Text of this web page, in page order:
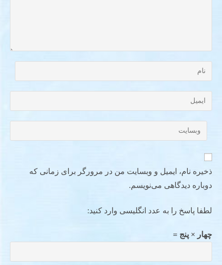
ذخیره نام، ایمیل و وبسایت من در مرورگر برای زمانی که
دوباره دیدگاهی می‌نویسم.
لطفا پاسخ را به عدد انگلیسی وارد کنید:
چهار × پنج =